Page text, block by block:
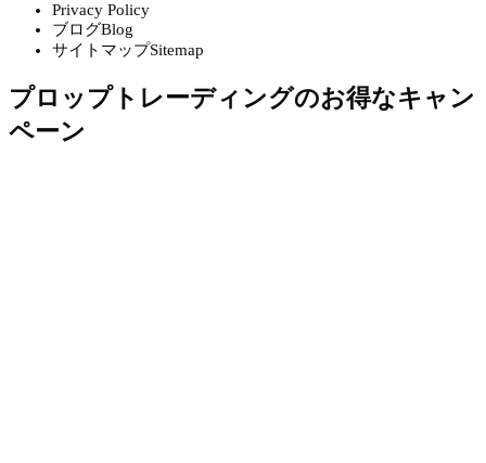
Privacy Policy
ブログBlog
サイトマップSitemap
プロップトレーディングのお得なキャン
ペーン